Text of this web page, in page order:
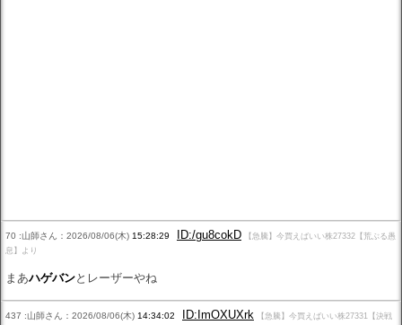
70 :山師さん：2026/08/06(木) 15:28:29 ID:/gu8cokD
【急騰】今買えばいい株27332【荒ぶる愚
息】より
まあハゲバンとレーザーやね
437 :山師さん：2026/08/06(木) 14:34:02 ID:ImOXUXrk
【急騰】今買えばいい株27331【決戦